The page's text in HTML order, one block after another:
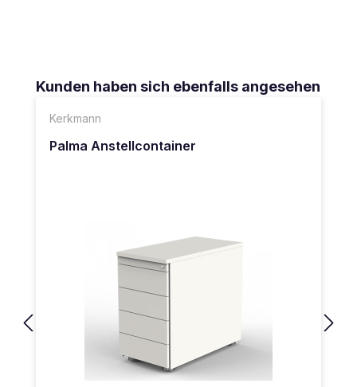
Produktgalerie überspringen
Kunden haben sich ebenfalls angesehen
Kerkmann
Palma Anstellcontainer